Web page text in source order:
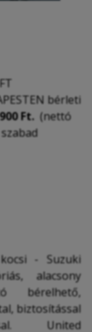
bérleti
Ft. (nettó
kocsi - Suzuki
alacsony
bérelhető,
biztosítással
United